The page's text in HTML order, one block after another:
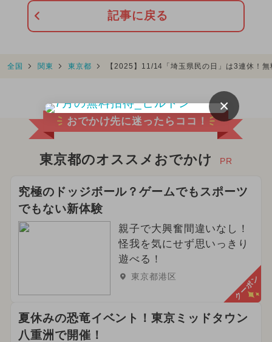
記事に戻る
全国 関東 東京都 【2025】11/14「埼玉県民の日」は3連休！
おでかけ先に迷ったらココ！
東京都のオススメおでかけ PR
究極のドッジボール？ゲームでもスポーツ
でもない新体験
親子で大興奮間違いなし！
怪我を気にせず思いっきり
遊べる！
東京都港区 クーポン
夏休みの恐竜イベント！東京ミッドタウン
八重洲で開催！
×